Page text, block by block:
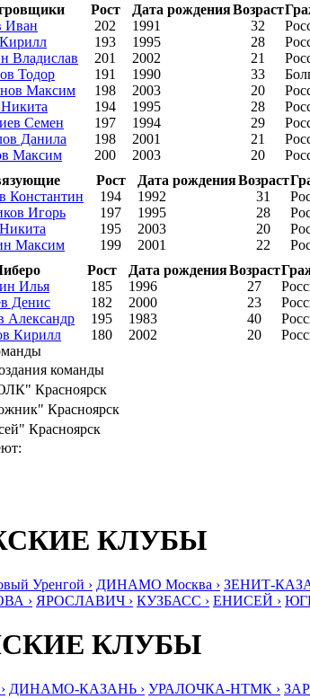
Рост Дата рожденияВозраст
Иван 202 1991 32
193 1995 28
Владислав 201 2002 21
Тодор 191 1990 33
Максим 198 2003 20
194 1995 28
Семен 197 1994 29
Данила 198 2001 21
Максим 200 2003 20
Рост Дата рожденияВозраст
Константин 194 1992 31
Игорь 197 1995 28
195 2003 20
Максим 199 2001 22
Рост Дата рожденияВозраст
Илья 185 1996 27
Денис 182 2000 23
Александр 195 1983 40
Кирилл 180 2002 20
команды
Красноярск
Красноярск
Красноярск
КЛУБЫ
Уренгой › ДИНАМО Москва › ЗЕНИТ-
› ЯРОСЛАВИЧ › КУЗБАСС › ЕНИСЕЙ ›
КЛУБЫ
ДИНАМО-КАЗАНЬ › УРАЛОЧКА-НТМК ›